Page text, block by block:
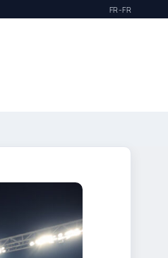
FR-FR